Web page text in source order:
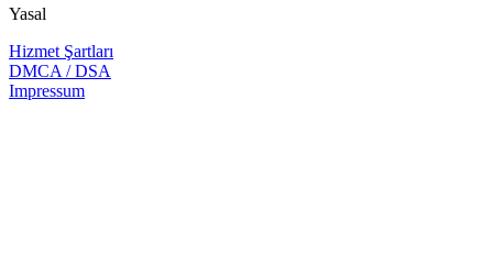
Yasal
Hizmet Şartları
DMCA / DSA
Impressum